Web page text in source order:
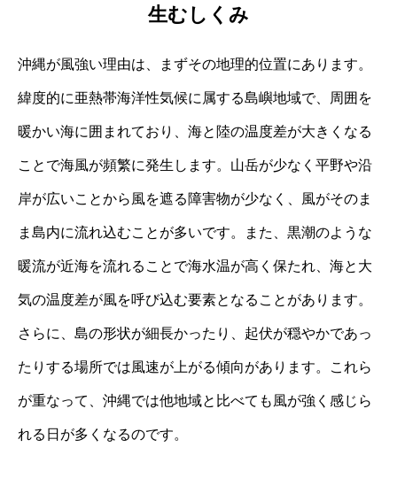
生むしくみ
沖縄が風強い理由は、まずその地理的位置にあります。
緯度的に亜熱帯海洋性気候に属する島嶼地域で、周囲を
暖かい海に囲まれており、海と陸の温度差が大きくなる
ことで海風が頻繁に発生します。山岳が少なく平野や沿
岸が広いことから風を遮る障害物が少なく、風がそのま
ま島内に流れ込むことが多いです。また、黒潮のような
暖流が近海を流れることで海水温が高く保たれ、海と大
気の温度差が風を呼び込む要素となることがあります。
さらに、島の形状が細長かったり、起伏が穏やかであっ
たりする場所では風速が上がる傾向があります。これら
が重なって、沖縄では他地域と比べても風が強く感じら
れる日が多くなるのです。